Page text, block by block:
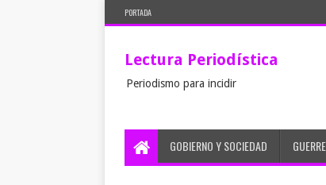
PORTADA
Lectura Periodística
Periodismo para incidir
GOBIERNO Y SOCIEDAD